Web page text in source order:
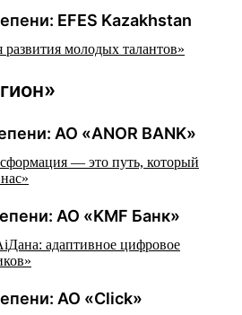
EFES Kazakhstan
молодых талантов»
АО «ANOR BANK»
— это путь, который
АО «KMF Банк»
адаптивное цифровое
АО «Click»